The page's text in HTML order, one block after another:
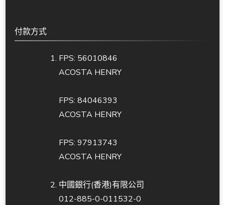
付款方式
FPS: 56010846
ACOSTA HENRY
FPS: 84046393
ACOSTA HENRY
FPS: 97913743
ACOSTA HENRY
中國銀行(香港)有限公司
012-885-0-011532-0